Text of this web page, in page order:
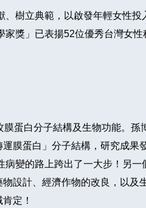
樹立典範，以啟發年輕女性投
獎」已表揚52位優秀台灣女
蛋白分子結構及生物功能。孫
膜蛋白」分子結構，研究成果
變的路上跨出了一大步！另
設計、經濟作物的改良，以及
定！